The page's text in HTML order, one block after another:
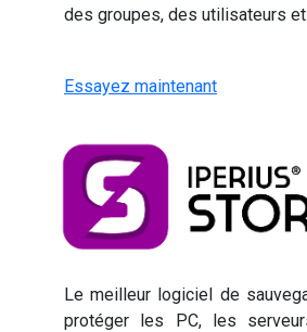
des groupes, des utilisateurs
Essayez maintenant
Le meilleur logiciel de
protéger les PC, les